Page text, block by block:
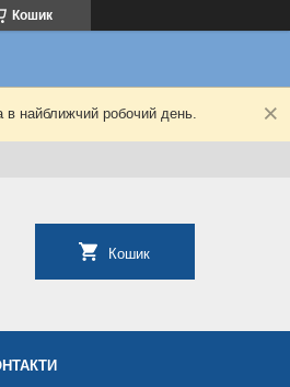
Кошик
в найближчий робочий день.
Кошик